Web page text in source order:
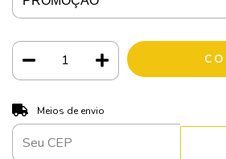
Entregas para o CEP:
Meios de envio